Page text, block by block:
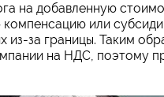
на добавленную
или
за границы. Таким
на НДС, поэтому